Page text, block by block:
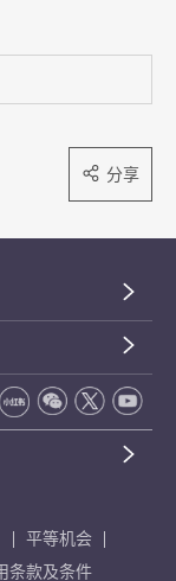
分享
平等机会
条款及条件